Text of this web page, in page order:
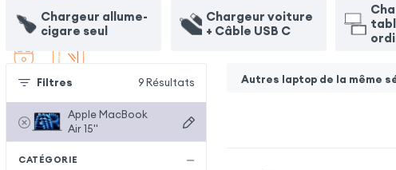
Chargeur allume-
cigare seul
Chargeur voiture
+ Câble USB C
Filtres 9 Résultats
Apple MacBook
Air 15''
CATÉGORIE
Autres laptop de la même